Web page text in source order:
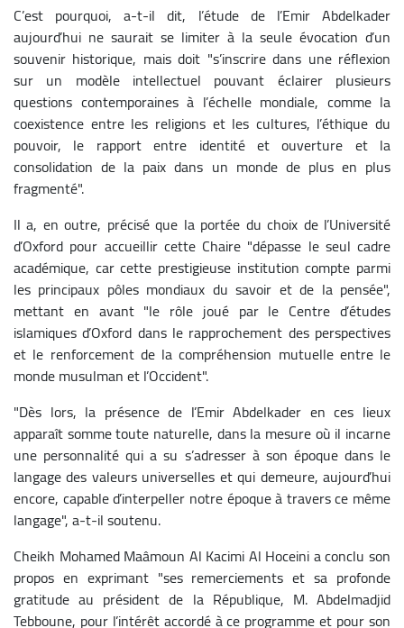
C’est pourquoi, a-t-il dit, l’étude de l’Emir Abdelkader
aujourd’hui ne saurait se limiter à la seule évocation d’un
souvenir historique, mais doit "s’inscrire dans une réflexion
sur un modèle intellectuel pouvant éclairer plusieurs
questions contemporaines à l’échelle mondiale, comme la
coexistence entre les religions et les cultures, l’éthique du
pouvoir, le rapport entre identité et ouverture et la
consolidation de la paix dans un monde de plus en plus
fragmenté".
Il a, en outre, précisé que la portée du choix de l’Université
d’Oxford pour accueillir cette Chaire "dépasse le seul cadre
académique, car cette prestigieuse institution compte parmi
les principaux pôles mondiaux du savoir et de la pensée",
mettant en avant "le rôle joué par le Centre d’études
islamiques d’Oxford dans le rapprochement des perspectives
et le renforcement de la compréhension mutuelle entre le
monde musulman et l’Occident".
"Dès lors, la présence de l’Emir Abdelkader en ces lieux
apparaît somme toute naturelle, dans la mesure où il incarne
une personnalité qui a su s’adresser à son époque dans le
langage des valeurs universelles et qui demeure, aujourd’hui
encore, capable d’interpeller notre époque à travers ce même
langage", a-t-il soutenu.
Cheikh Mohamed Maâmoun Al Kacimi Al Hoceini a conclu son
propos en exprimant "ses remerciements et sa profonde
gratitude au président de la République, M. Abdelmadjid
Tebboune, pour l’intérêt accordé à ce programme et pour son